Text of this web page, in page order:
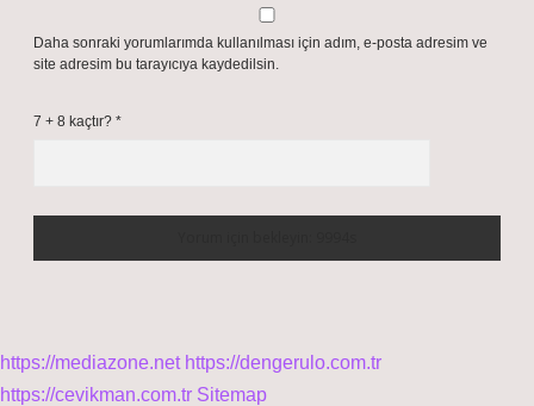
Daha sonraki yorumlarımda kullanılması için adım, e-posta adresim ve
site adresim bu tarayıcıya kaydedilsin.
7 + 8 kaçtır? *
https://mediazone.net https://dengerulo.com.tr
https://cevikman.com.tr Sitemap